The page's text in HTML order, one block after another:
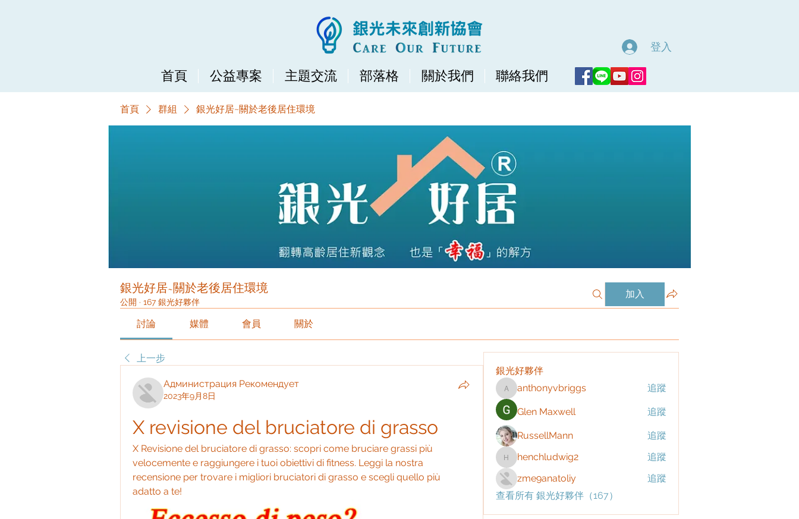
首頁 公益專案 主題交流 部落格 關於我們 聯絡我們
登入
首頁 群組 銀光好居~關於老後居住環境
銀光好居~關於老後居住環境
公開 · 167 銀光好夥伴
加入
討論 媒體 會員 關於
上一步
Администрация Рекомендует
2023年9月8日
X revisione del bruciatore di grasso
X Revisione del bruciatore di grasso: scopri come bruciare grassi più
velocemente e raggiungere i tuoi obiettivi di fitness. Leggi la nostra
recensione per trovare i migliori bruciatori di grasso e scegli quello più
adatto a te!
銀光好夥伴
anthonyvbriggs
anthonyvbriggs 追蹤
Glen Maxwell 追蹤
RussellMann 追蹤
henchludwig2
henchludwig2
追蹤
zme9anatoliy
追蹤
查看所有 銀光好夥伴（167）